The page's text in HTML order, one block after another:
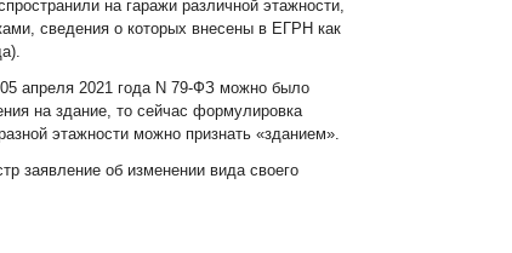
на гаражи различной этажности,
сведения о которых внесены в ЕГРН как
апреля 2021 года N 79-ФЗ можно было
на здание, то сейчас формулировка
этажности можно признать «зданием».
заявление об изменении вида своего